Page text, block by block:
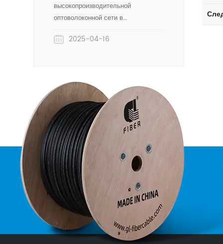
высокопроизводительной
оптоволоконной сети в
[Афганистане].
2025-04-16